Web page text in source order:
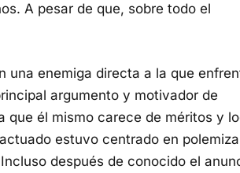
A pesar de que, sobre todo el
una enemiga directa a la que
argumento y motivador de
él mismo carece de méritos y
estuvo centrado en
después de conocido el